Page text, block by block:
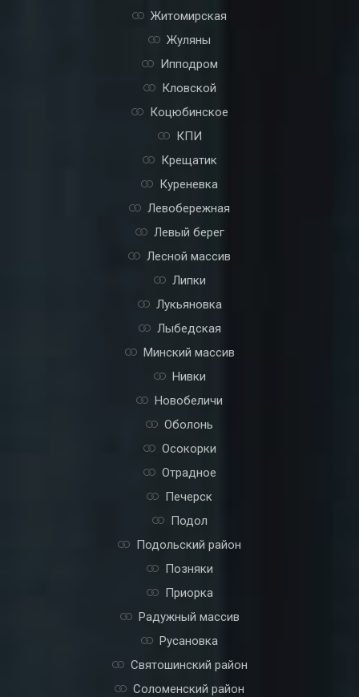
Житомирская
Жуляны
Ипподром
Кловской
Коцюбинское
КПИ
Крещатик
Куреневка
Левобережная
Левый берег
Лесной массив
Липки
Лукьяновка
Лыбедская
Минский массив
Нивки
Новобеличи
Оболонь
Осокорки
Отрадное
Печерск
Подол
Подольский район
Позняки
Приорка
Радужный массив
Русановка
Святошинский район
Соломенский район